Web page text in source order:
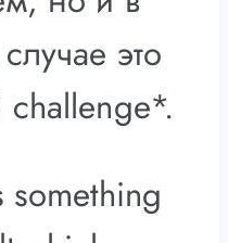
это
something